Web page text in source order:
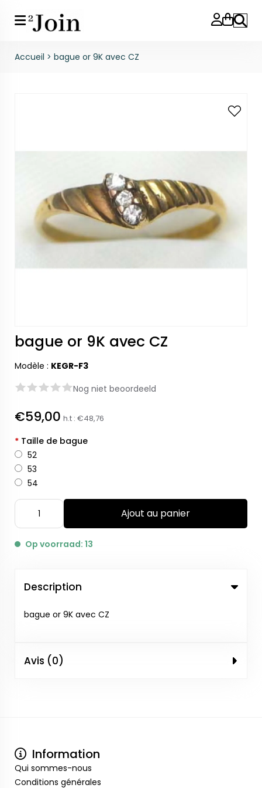
Accueil > bague or 9K avec CZ
bague or 9K avec CZ
Modèle : KEGR-F3
Nog niet beoordeeld
€59,00 h.t : €48,76
* Taille de bague
52
53
54
Ajout au panier
Op voorraad: 13
Description
bague or 9K avec CZ
Avis (0)
Information
Qui sommes-nous
Conditions générales